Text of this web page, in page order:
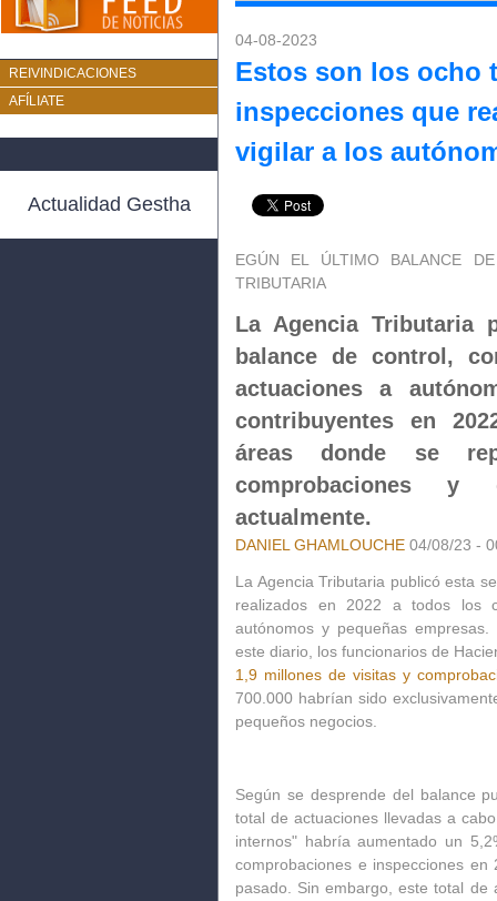
REIVINDICACIONES
AFÍLIATE
Actualidad Gestha
04-08-2023
Estos son los ocho
inspecciones que
vigilar a los
EGÚN EL ÚLTIMO BALANCE
TRIBUTARIA
La Agencia Tributaria
balance de control,
actuaciones a
contribuyentes en
áreas donde se
comprobaciones
actualmente.
DANIEL GHAMLOUCHE 04/08/23 -
La Agencia Tributaria publicó esta
realizados en 2022 a todos los
autónomos y pequeñas
este diario, los funcionarios de
1,9 millones de visitas y
700.000 habrían sido
pequeños negocios.
Según se desprende del balance
total de actuaciones llevadas a
internos" habría aumentado un
comprobaciones e inspecciones
pasado. Sin embargo, este total de